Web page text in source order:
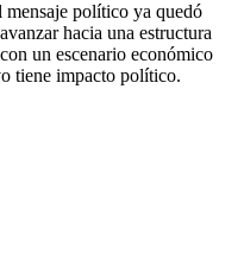
político ya quedó
hacia una estructura
un escenario económico
tiene impacto político.